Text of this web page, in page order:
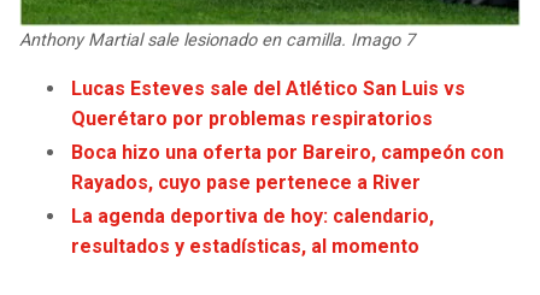
Anthony Martial sale lesionado en camilla. Imago 7
Lucas Esteves sale del Atlético San Luis vs
Querétaro por problemas respiratorios
Boca hizo una oferta por Bareiro, campeón con
Rayados, cuyo pase pertenece a River
La agenda deportiva de hoy: calendario,
resultados y estadísticas, al momento